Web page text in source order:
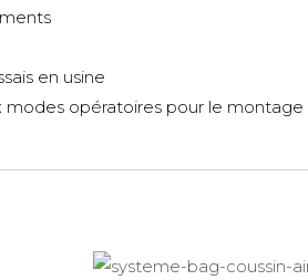
en usine
modes opératoires pour le